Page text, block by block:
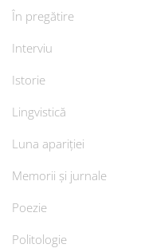
În pregătire
Interviu
Istorie
Lingvistică
Luna apariției
Memorii și jurnale
Poezie
Politologie